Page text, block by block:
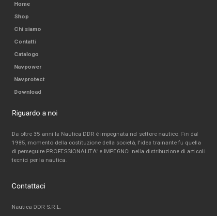
Home
Shop
Chi siamo
Contatti
Catalogo
Navpower
Navprotect
Download
Riguardo a noi
Da oltre 35 anni la Nautica DDR è impegnata nel settore nautico. Fin dal
1985, momento della costituzione della società, l'idea trainante fu quella
di perseguire PROFESSIONALITA' e IMPEGNO nella distribuzione di articoli
tecnici per la nautica.
Contattaci
Nautica DDR S.R.L.